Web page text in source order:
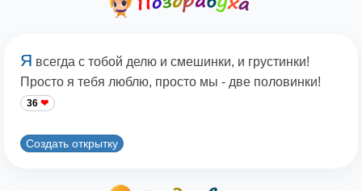
Я всегда с тобой делю и смешинки, и грустинки!
Просто я тебя люблю, просто мы - две половинки!
36
Создать открытку